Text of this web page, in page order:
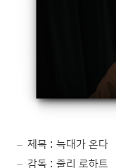
제목 : 늑대가 온다
감독 : 줄리 로하트